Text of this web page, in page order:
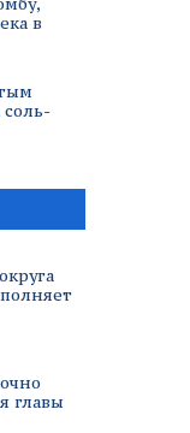
в
соль-
главы